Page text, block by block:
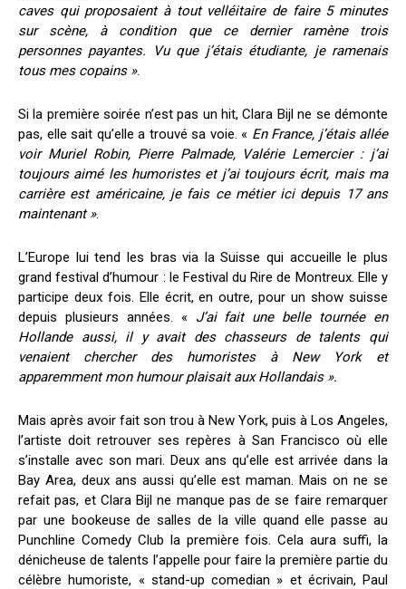
caves qui proposaient à tout velléitaire de faire 5 minutes
sur scène, à condition que ce dernier ramène trois
personnes payantes. Vu que j’étais étudiante, je ramenais
tous mes copains ».
Si la première soirée n’est pas un hit, Clara Bijl ne se démonte
pas, elle sait qu’elle a trouvé sa voie. « En France, j’étais allée
voir Muriel Robin, Pierre Palmade, Valérie Lemercier : j’ai
toujours aimé les humoristes et j’ai toujours écrit, mais ma
carrière est américaine, je fais ce métier ici depuis 17 ans
maintenant ».
L’Europe lui tend les bras via la Suisse qui accueille le plus
grand festival d’humour : le Festival du Rire de Montreux. Elle y
participe deux fois. Elle écrit, en outre, pour un show suisse
depuis plusieurs années. « J’ai fait une belle tournée en
Hollande aussi, il y avait des chasseurs de talents qui
venaient chercher des humoristes à New York et
apparemment mon humour plaisait aux Hollandais ».
Mais après avoir fait son trou à New York, puis à Los Angeles,
l’artiste doit retrouver ses repères à San Francisco où elle
s’installe avec son mari. Deux ans qu’elle est arrivée dans la
Bay Area, deux ans aussi qu’elle est maman. Mais on ne se
refait pas, et Clara Bijl ne manque pas de se faire remarquer
par une bookeuse de salles de la ville quand elle passe au
Punchline Comedy Club la première fois. Cela aura suffi, la
dénicheuse de talents l’appelle pour faire la première partie du
célèbre humoriste, « stand-up comedian » et écrivain, Paul